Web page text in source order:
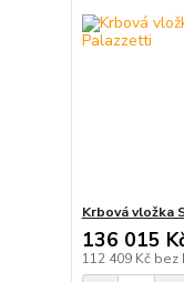
Krbová vložka
136 015
112 409 Kč bez